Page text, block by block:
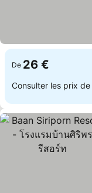
De 26 €
Consulter les prix de